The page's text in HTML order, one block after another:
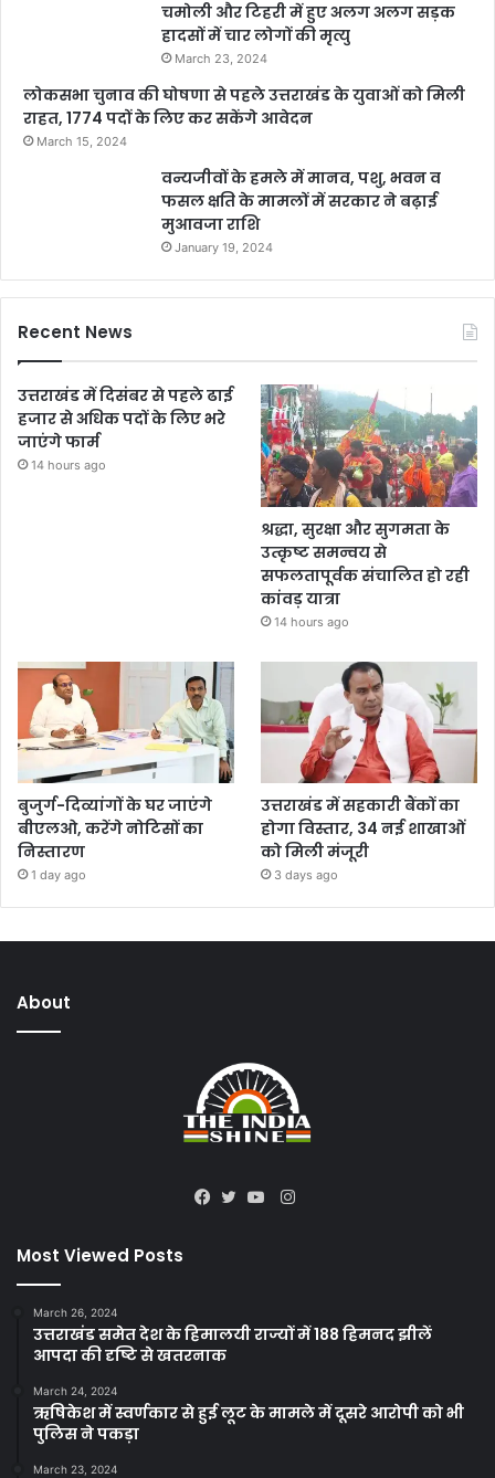
चमोली और टिहरी में हुए अलग अलग सड़क
हादसों में चार लोगों की मृत्यु
March 23, 2024
लोकसभा चुनाव की घोषणा से पहले उत्तराखंड के युवाओं को मिली
राहत, 1774 पदों के लिए कर सकेंगे आवेदन
March 15, 2024
वन्यजीवों के हमले में मानव, पशु, भवन व
फसल क्षति के मामलों में सरकार ने बढ़ाई
मुआवजा राशि
January 19, 2024
Recent News
उत्तराखंड में दिसंबर से पहले ढाई
हजार से अधिक पदों के लिए भरे
जाएंगे फार्म
14 hours ago
श्रद्धा, सुरक्षा और सुगमता के
उत्कृष्ट समन्वय से
सफलतापूर्वक संचालित हो रही
कांवड़ यात्रा
14 hours ago
बुजुर्ग-दिव्यांगों के घर जाएंगे
बीएलओ, करेंगे नोटिसों का
निस्तारण
1 day ago
उत्तराखंड में सहकारी बैंकों का
होगा विस्तार, 34 नई शाखाओं
को मिली मंजूरी
3 days ago
About
Instagram
Most Viewed Posts
March 26, 2024
उत्तराखंड समेत देश के हिमालयी राज्यों में 188 हिमनद झीलें
आपदा की दृष्टि से खतरनाक
March 24, 2024
ऋषिकेश में स्वर्णकार से हुई लूट के मामले में दूसरे आरोपी को भी
पुलिस ने पकड़ा
March 23, 2024